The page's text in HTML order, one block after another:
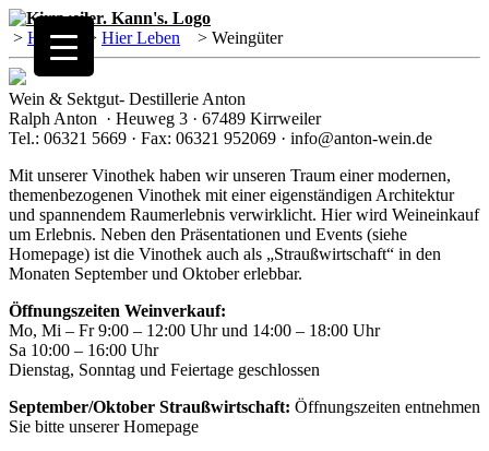
> Home> Hier Leben > Weingüter
Wein & Sektgut- Destillerie Anton
Ralph Anton · Heuweg 3 · 67489 Kirrweiler
Tel.: 06321 5669 · Fax: 06321 952069 · info@anton-wein.de
Mit unserer Vinothek haben wir unseren Traum einer modernen,
themenbezogenen Vinothek mit einer eigenständigen Architektur
und spannendem Raumerlebnis verwirklicht. Hier wird Weineinkauf
um Erlebnis. Neben den Präsentationen und Events (siehe
Homepage) ist die Vinothek auch als „Straußwirtschaft“ in den
Monaten September und Oktober erlebbar.
Öffnungszeiten Weinverkauf:
Mo, Mi – Fr 9:00 – 12:00 Uhr und 14:00 – 18:00 Uhr
Sa 10:00 – 16:00 Uhr
Dienstag, Sonntag und Feiertage geschlossen
September/Oktober Straußwirtschaft: Öffnungszeiten entnehmen
Sie bitte unserer Homepage